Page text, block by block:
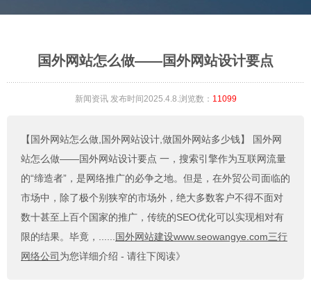
国外网站怎么做——国外网站设计要点
新闻资讯发布时间2025.4.8.浏览数： 11099
【国外网站怎么做,国外网站设计,做国外网站多少钱】
国外网
站怎么做——国外网站设计要点 一，搜索引擎作为互联网流量
的“缔造者”，是网络推广的必争之地。但是，在外贸公司面临的
市场中，除了极个别狭窄的市场外，绝大多数客户不得不面对
数十甚至上百个国家的推广，传统的SEO优化可以实现相对有
限的结果。毕竟，......国外网站建设www.seowangye.com三行
网络公司 为您详细介绍 - 请往下阅读》